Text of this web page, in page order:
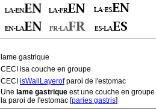
lame gastrique
CECI isa couche en groupe
CECI isWallLayerofparoi de l'estomac
Une lame gastrique est une couche en groupe
la paroi de l'estomac [paries gastris]